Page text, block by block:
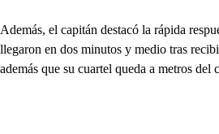
Además, el capitán destacó la rápida
llegaron en dos minutos y medio tras
además que su cuartel queda a metros del